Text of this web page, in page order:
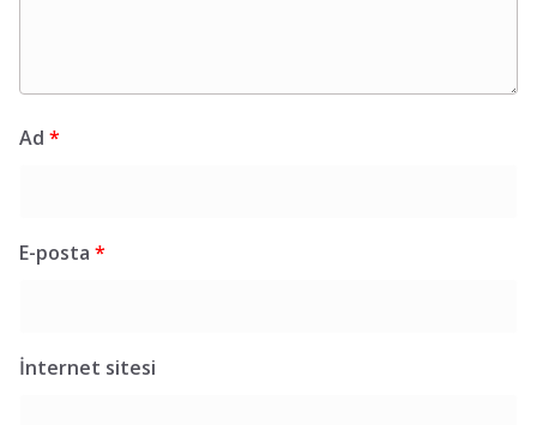
Ad *
E-posta *
İnternet sitesi